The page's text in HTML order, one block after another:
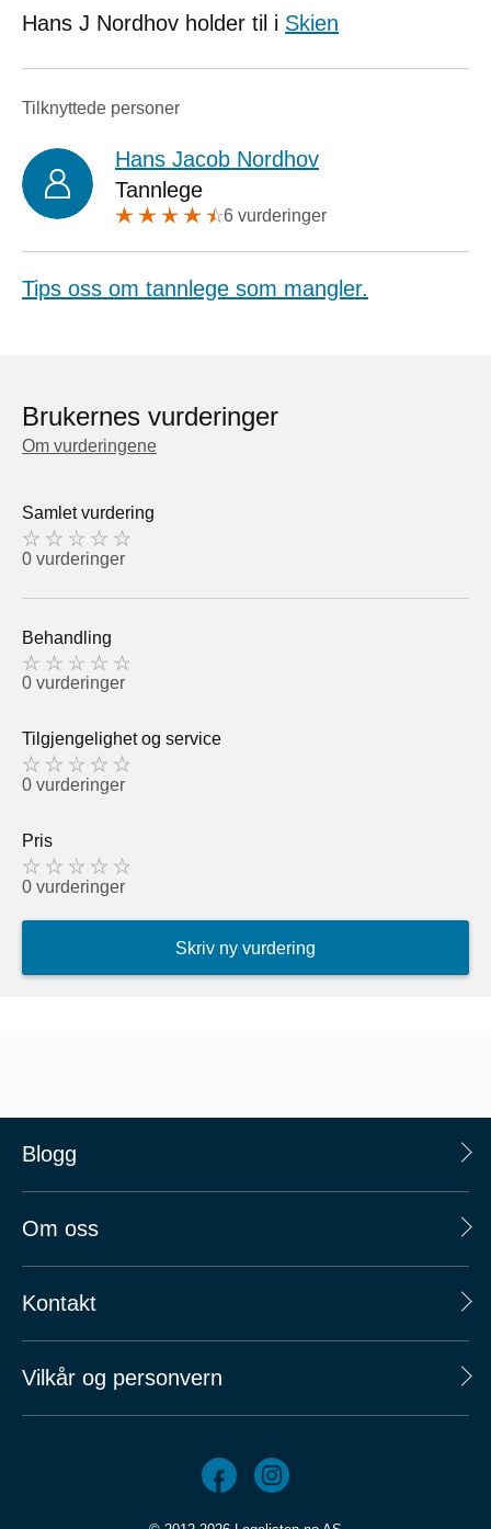
Hans J Nordhov holder til i Skien
Tilknyttede personer
Hans Jacob Nordhov
Tannlege
6 vurderinger
Tips oss om tannlege som mangler.
Brukernes vurderinger
Om vurderingene
Samlet vurdering
0 vurderinger
Behandling
0 vurderinger
Tilgjengelighet og service
0 vurderinger
Pris
0 vurderinger
Skriv ny vurdering
Blogg
Om oss
Kontakt
Vilkår og personvern